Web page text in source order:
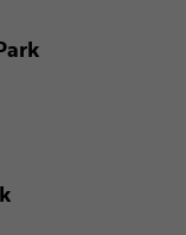
- Comfy Park